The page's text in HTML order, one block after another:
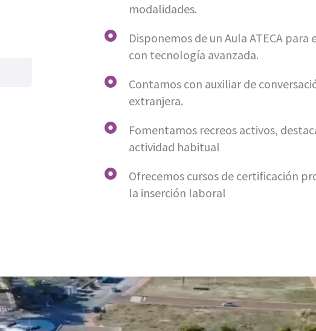
modalidades.
Disponemos de un Aula ATECA
con tecnología avanzada.
Contamos con auxiliar de
extranjera.
Fomentamos recreos activos,
actividad habitual
Ofrecemos cursos de certificación
la inserción laboral